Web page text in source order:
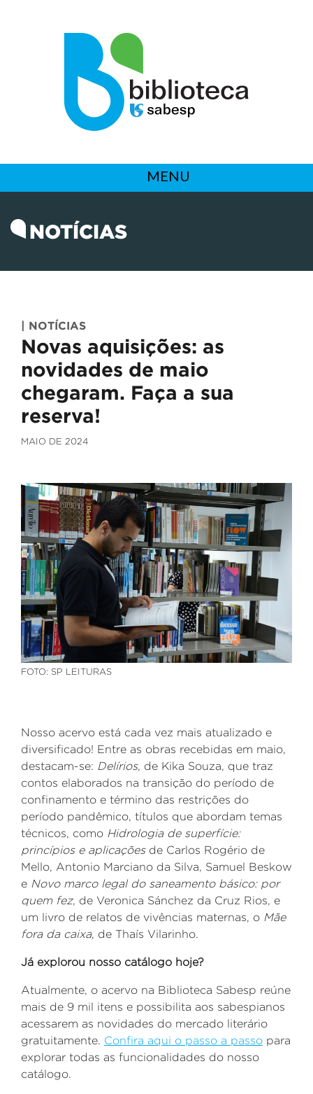
MENU
NOTÍCIAS
| NOTÍCIAS
Novas aquisições: as
novidades de maio
chegaram. Faça a sua
reserva!
MAIO DE 2024
FOTO: SP LEITURAS
Nosso acervo está cada vez mais atualizado e
diversificado! Entre as obras recebidas em maio,
destacam-se: Delírios, de Kika Souza, que traz
contos elaborados na transição do período de
confinamento e término das restrições do
período pandêmico, títulos que abordam temas
técnicos, como Hidrologia de superfície:
princípios e aplicaçõesde Carlos Rogério de
Mello, Antonio Marciano da Silva, Samuel Beskow
e Novo marco legal do saneamento básico: por
quem fez, de Veronica Sánchez da Cruz Rios, e
um livro de relatos de vivências maternas, o Mãe
fora da caixa, de Thaís Vilarinho.
Já explorou nosso catálogo hoje?
Atualmente, o acervo na Biblioteca Sabesp reúne
mais de 9 mil itens e possibilita aos sabespianos
acessarem as novidades do mercado literário
gratuitamente. Confira aqui o passo a passo para
explorar todas as funcionalidades do nosso
catálogo.